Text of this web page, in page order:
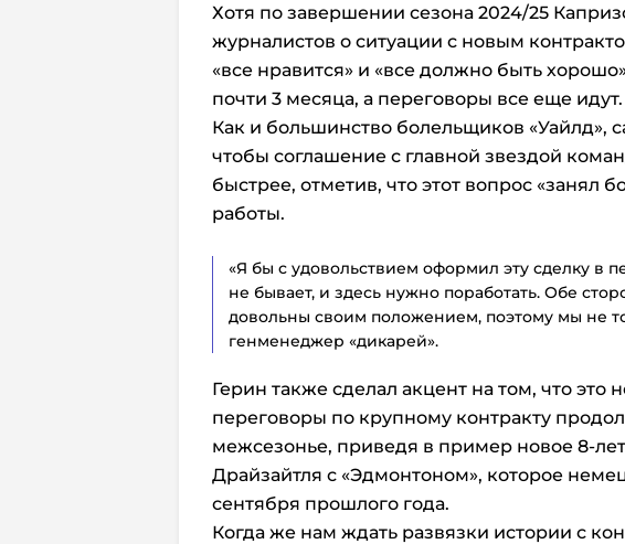
Хотя по завершении сезона 2024/25
журналистов о ситуации с новым
«все нравится» и «все должно быть
почти 3 месяца, а переговоры все еще идут.
Как и большинство болельщиков «Уайлд»,
чтобы соглашение с главной звездой
быстрее, отметив, что этот вопрос «занял
работы.
«Я бы с удовольствием оформил эту сделку в
не бывает, и здесь нужно поработать. Обе
довольны своим положением, поэтому мы не
генменеджер «дикарей».
Герин также сделал акцент на том, что это
переговоры по крупному контракту
межсезонье, приведя в пример новое 8-
Драйзайтля с «Эдмонтоном», которое
сентября прошлого года.
Когда же нам ждать развязки истории с